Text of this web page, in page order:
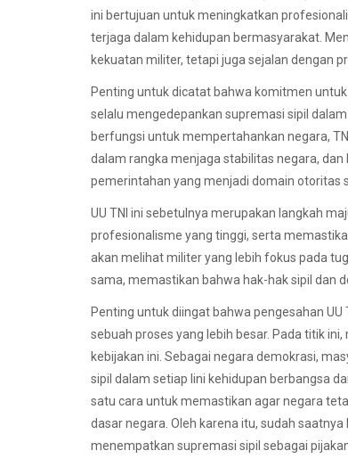
ini bertujuan untuk meningkatkan
terjaga dalam kehidupan bermasyarakat.
kekuatan militer, tetapi juga sejalan dengan
Penting untuk dicatat bahwa komitmen
selalu mengedepankan supremasi sipil
berfungsi untuk mempertahankan negara,
dalam rangka menjaga stabilitas negara,
pemerintahan yang menjadi domain otoritas
UU TNI ini sebetulnya merupakan langkah
profesionalisme yang tinggi, serta
akan melihat militer yang lebih fokus pada
sama, memastikan bahwa hak-hak sipil dan
Penting untuk diingat bahwa pengesahan
sebuah proses yang lebih besar. Pada titik
kebijakan ini. Sebagai negara demokrasi,
sipil dalam setiap lini kehidupan berbangsa
satu cara untuk memastikan agar negara
dasar negara. Oleh karena itu, sudah
menempatkan supremasi sipil sebagai